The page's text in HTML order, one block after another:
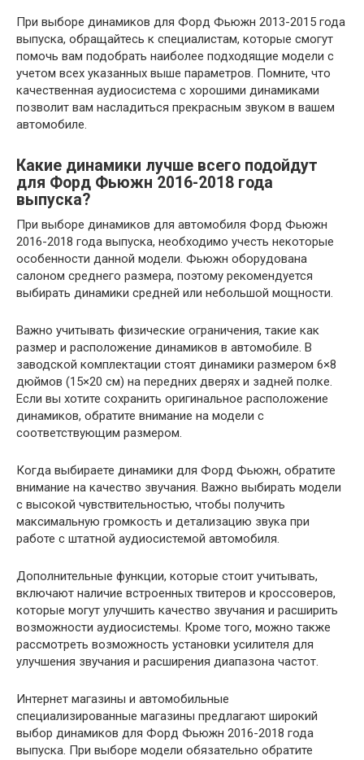
При выборе динамиков для Форд Фьюжн 2013-2015 года
выпуска, обращайтесь к специалистам, которые смогут
помочь вам подобрать наиболее подходящие модели с
учетом всех указанных выше параметров. Помните, что
качественная аудиосистема с хорошими динамиками
позволит вам насладиться прекрасным звуком в вашем
автомобиле.
Какие динамики лучше всего подойдут
для Форд Фьюжн 2016-2018 года
выпуска?
При выборе динамиков для автомобиля Форд Фьюжн
2016-2018 года выпуска, необходимо учесть некоторые
особенности данной модели. Фьюжн оборудована
салоном среднего размера, поэтому рекомендуется
выбирать динамики средней или небольшой мощности.
Важно учитывать физические ограничения, такие как
размер и расположение динамиков в автомобиле. В
заводской комплектации стоят динамики размером 6×8
дюймов (15×20 см) на передних дверях и задней полке.
Если вы хотите сохранить оригинальное расположение
динамиков, обратите внимание на модели с
соответствующим размером.
Когда выбираете динамики для Форд Фьюжн, обратите
внимание на качество звучания. Важно выбирать модели
с высокой чувствительностью, чтобы получить
максимальную громкость и детализацию звука при
работе с штатной аудиосистемой автомобиля.
Дополнительные функции, которые стоит учитывать,
включают наличие встроенных твитеров и кроссоверов,
которые могут улучшить качество звучания и расширить
возможности аудиосистемы. Кроме того, можно также
рассмотреть возможность установки усилителя для
улучшения звучания и расширения диапазона частот.
Интернет магазины и автомобильные
специализированные магазины предлагают широкий
выбор динамиков для Форд Фьюжн 2016-2018 года
выпуска. При выборе модели обязательно обратите